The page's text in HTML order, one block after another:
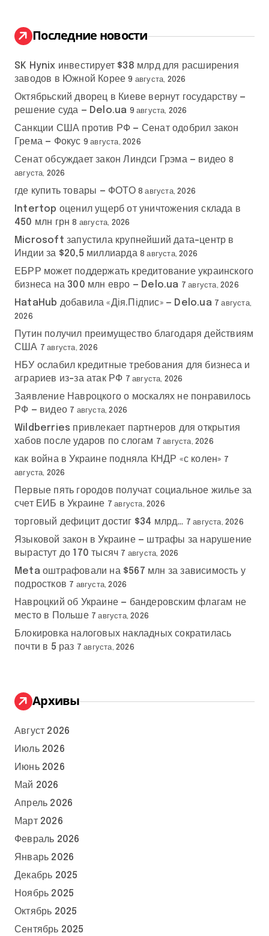
:
Последние новости
SK Hynix инвестирует $38 млрд для расширения
заводов в Южной Корее 9 августа, 2026
Октябрьский дворец в Киеве вернут государству —
решение суда — Delo.ua 9 августа, 2026
Санкции США против РФ — Сенат одобрил закон
Грема — Фокус 9 августа, 2026
Сенат обсуждает закон Линдси Грэма — видео 8
августа, 2026
где купить товары — ФОТО 8 августа, 2026
Intertop оценил ущерб от уничтожения склада в
450 млн грн 8 августа, 2026
Microsoft запустила крупнейший дата-центр в
Индии за $20,5 миллиарда 8 августа, 2026
ЕБРР может поддержать кредитование украинского
бизнеса на 300 млн евро — Delo.ua 7 августа, 2026
HataHub добавила «Дія.Підпис» — Delo.ua 7 августа,
2026
Путин получил преимущество благодаря действиям
США 7 августа, 2026
НБУ ослабил кредитные требования для бизнеса и
аграриев из-за атак РФ 7 августа, 2026
Заявление Навроцкого о москалях не понравилось
РФ — видео 7 августа, 2026
Wildberries привлекает партнеров для открытия
хабов после ударов по слогам
7 августа, 2026
как война в Украине подняла КНДР «с колен» 7
августа, 2026
Первые пять городов получат социальное жилье за
счет ЕИБ в Украине 7 августа, 2026
торговый дефицит достиг $34 млрд… 7 августа, 2026
Языковой закон в Украине — штрафы за нарушение
вырастут до 170 тысяч 7 августа, 2026
Meta оштрафовали на $567 млн за зависимость у
подростков 7 августа, 2026
Навроцкий об Украине — бандеровским флагам не
место в Польше 7 августа, 2026
Блокировка налоговых накладных сократилась
почти в 5 раз 7 августа, 2026
Архивы
Август 2026
Июль 2026
Июнь 2026
Май 2026
Апрель 2026
Март 2026
Февраль 2026
Январь 2026
Декабрь 2025
Ноябрь 2025
Октябрь 2025
Сентябрь 2025